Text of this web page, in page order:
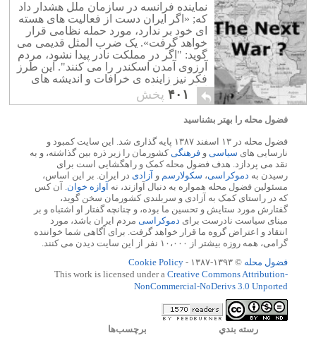
نماینده فرانسه در سازمان ملل هشدار داد
که; «اگر ایران دست از فعالیت های هسته
ای خود بر ندارد، مورد حمله نظامی قرار
خواهد گرفت». یک ضرب المثل قدیمی می
گوید: "اگر در مملکت نادر پیدا نشود، مردم
آرزوی آمدن اسکندر را می کنند". این طرز
فکر نیز زاینده ی خرافات و اندیشه های
امام زمانی است.
۴۰۱ پخش
فضول محله را بهتر بشناسید
فضول محله در ۱۳ اسفند ۱۳۸۷ پایه گذاری شد. این سایت کمبود و
نارسایی های سیاسی و فرهنگیکشورمان را زیر ذره بین گذاشته، و به
نقد می پردازد. هدف فضول محله کمک و راهگشایی است برای
رسیدن به دموکراسی، سکولارسم و آزادی در ایران. بر این اساس،
مسئولین فضول محله همواره به دنبال آوازند، نه آوازه خوان. آن کس
که در راستای کمک به آزادی و سربلندی کشورمان سخن گوید،
گفتارش مورد ستایش و تحسین ما بوده، و چنانچه گفتار او اشتباه و بر
مبنای سیاست نادرست برای دموکراسی مردم ایران باشد، مورد
انتقاد و اعتراض گروه ما قرار خواهد گرفت. برای آگاهی شما خواننده
گرامی، همه روزه بیشتر از ۱۰،۰۰۰ نفر از این سایت دیدن می کنند.
فضول محله © ۱۳۹۳-۱۳۸۷ -
Cookie Policy
This work is licensed under a Creative Commons Attribution-
NonCommercial-NoDerivs 3.0 Unported
رسته بندي برچسب‌ها